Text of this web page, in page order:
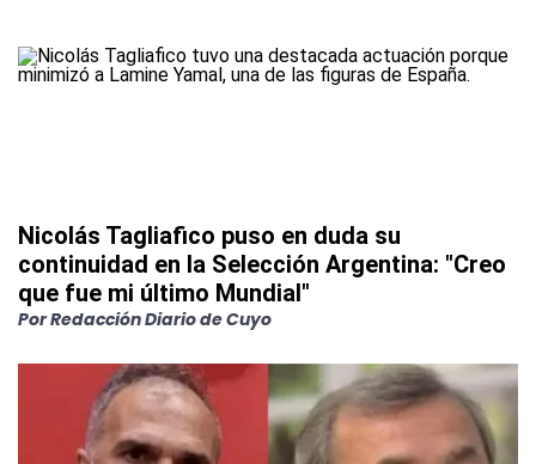
Nicolás Tagliafico puso en duda su
continuidad en la Selección Argentina: "Creo
que fue mi último Mundial"
PorRedacción Diario de Cuyo